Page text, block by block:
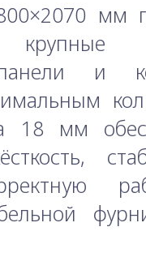
мм
крупные
и
18 мм